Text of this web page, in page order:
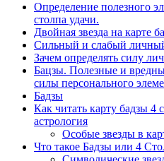
Определение полезного
столпа удачи.
Двойная звезда на карте
Сильный и слабый
Зачем определять силу
Бацзы. Полезные и
силы персонального
Бадзы
Как читать карту бадзы 4
астрология
Особые звезды в
Что такое Бадзы или 4